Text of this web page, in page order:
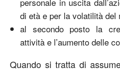
di età e per la volatilità del
al secondo posto la
attività e l’aumento delle
Quando si tratta di